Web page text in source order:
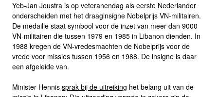
Yeb-Jan Joustra is op veteranendag als eerste Nederlander
onderscheiden met het draaginsigne Nobelprijs VN-militairen.
De medaille staat symbool voor de inzet van meer dan 9000
VN-militairen die tussen 1979 en 1985 in Libanon dienden. In
1988 kregen de VN-vredesmachten de Nobelprijs voor de
vrede voor missies tussen 1956 en 1988. De insigne is daar
een afgeleide van.
Minister Hennis sprak bij de uitreiking het belang uit van de